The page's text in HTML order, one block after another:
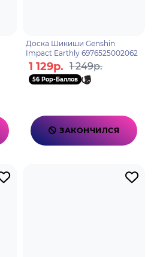
Доска Шикиши Genshin
Impact Earthly 6976525002062
1 129р. 1 249р.
56 Pop-Баллов
ЗАКОНЧИЛСЯ